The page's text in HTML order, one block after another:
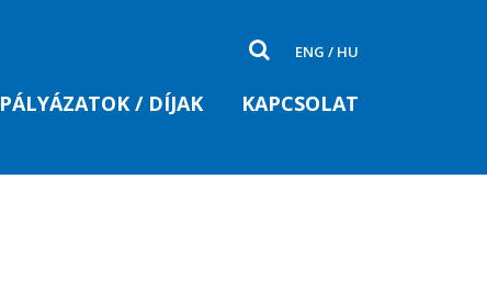
ENG / HU
PÁLYÁZATOK / DÍJAK KAPCSOLAT